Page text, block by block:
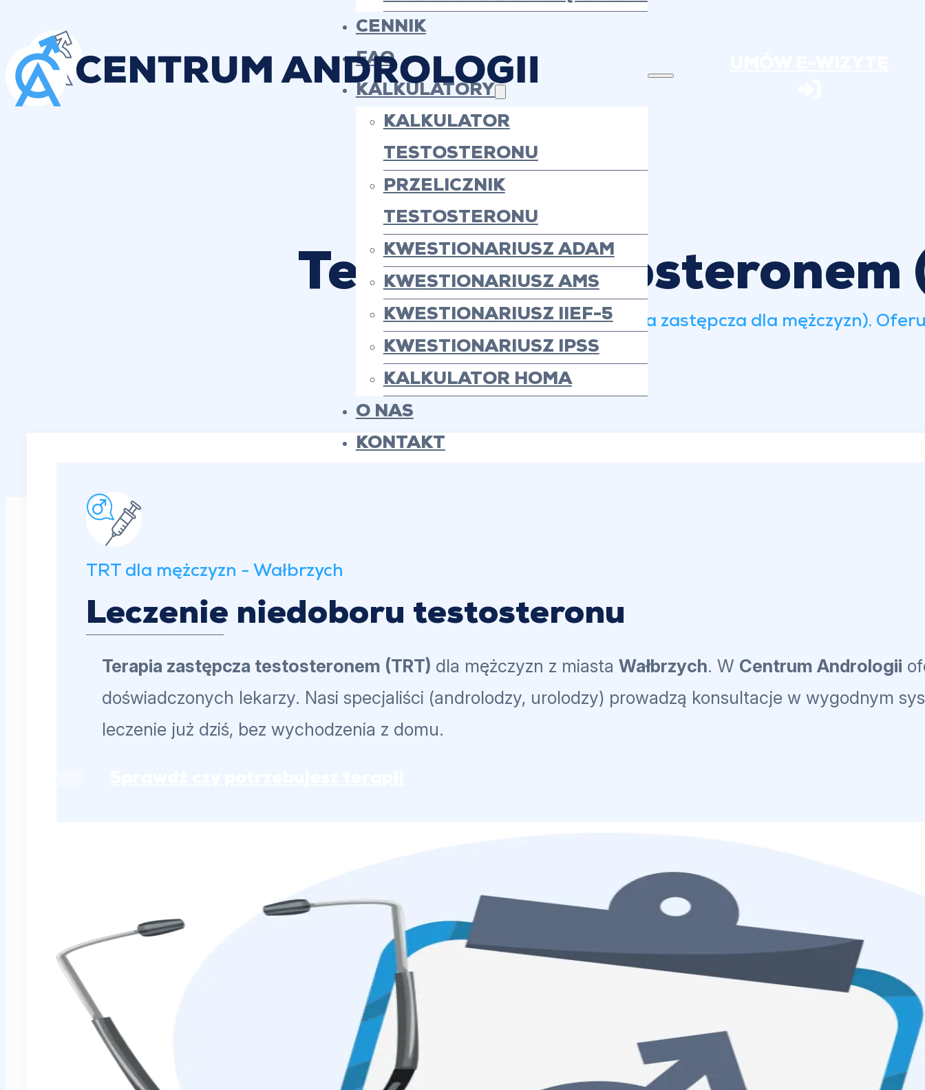
CENNIK
FAQ
KALKULATORY
KALKULATOR
TESTOSTERONU
PRZELICZNIK
TESTOSTERONU
KWESTIONARIUSZ ADAM
KWESTIONARIUSZ AMS
KWESTIONARIUSZ IIEF-5
KWESTIONARIUSZ IPSS
KALKULATOR HOMA
O NAS
KONTAKT
Terapia Testosteronem
Terapia TRT (hormonalna terapia zastępcza dla mężczyzn).
TRT dla mężczyzn - Wałbrzych
Leczenie niedoboru testosteronu
Terapia zastępcza testosteronem (TRT) dla mężczyzn z miastaWałbrzych. W Centrum Andrologii
doświadczonych lekarzy. Nasi specjaliści (androlodzy, urolodzy) prowadzą konsultacje w wygodnym
leczenie już dziś, bez wychodzenia z domu.